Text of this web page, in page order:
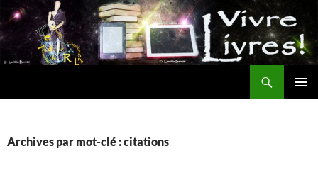
Aller
au
contenu
Archives par mot-clé : citations